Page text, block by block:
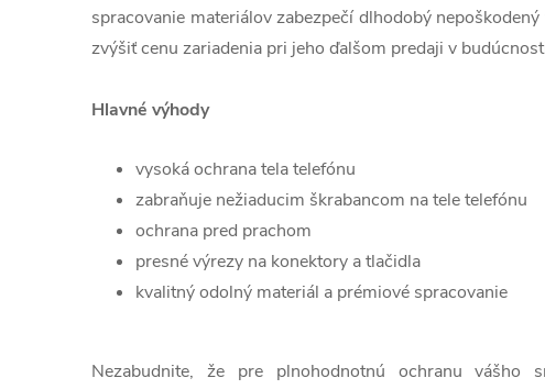
spracovanie materiálov zabezpečí dlhodobý
zvýšiť cenu zariadenia pri jeho ďalšom predaji v
Hlavné výhody
vysoká ochrana tela telefónu
zabraňuje nežiaducim škrabancom na tele telefónu
ochrana pred prachom
presné výrezy na konektory a tlačidla
kvalitný odolný materiál a prémiové spracovanie
Nezabudnite, že pre plnohodnotnú ochranu vášho